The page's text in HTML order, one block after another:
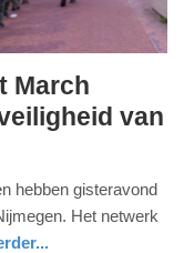
March
van
hebben gisteravond
Het netwerk